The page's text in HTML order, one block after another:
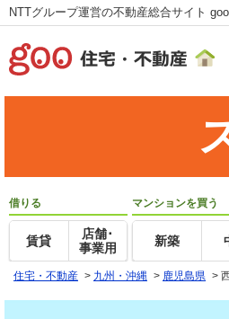
NTTグループ運営の不動産総合サイト
借りる
賃貸
店舗･
事業用
マンションを買う
新築
住宅・不動産 > 九州・沖縄 > 鹿児島県 >